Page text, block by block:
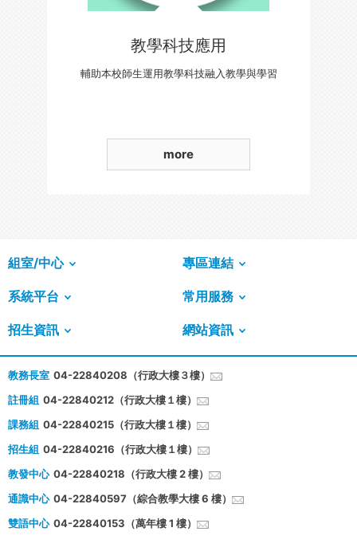
教學科技應用
輔助本校師生運用教學科技融入教學與學習
more
組室/中心 專區連結
系統平台 常用服務
招生資訊 網站資訊
教務長室 04-22840208（行政大樓３樓）
註冊組 04-22840212（行政大樓１樓）
課務組 04-22840215（行政大樓１樓）
招生組 04-22840216（行政大樓１樓）
教發中心 04-22840218（行政大樓 2 樓）
通識中心 04-22840597（綜合教學大樓 6 樓）
雙語中心 04-22840153（萬年樓 1 樓）